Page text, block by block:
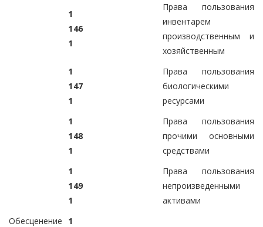
1
1
1
46
Права пользования
инвентарем
производственным и
хозяйственным
1
1
1
47
Права пользования
биологическими
ресурсами
1
1
1
48
Права пользования
прочими основными
средствами
1
1
1
49
Права пользования
непроизведенными
активами
Обесценение
1